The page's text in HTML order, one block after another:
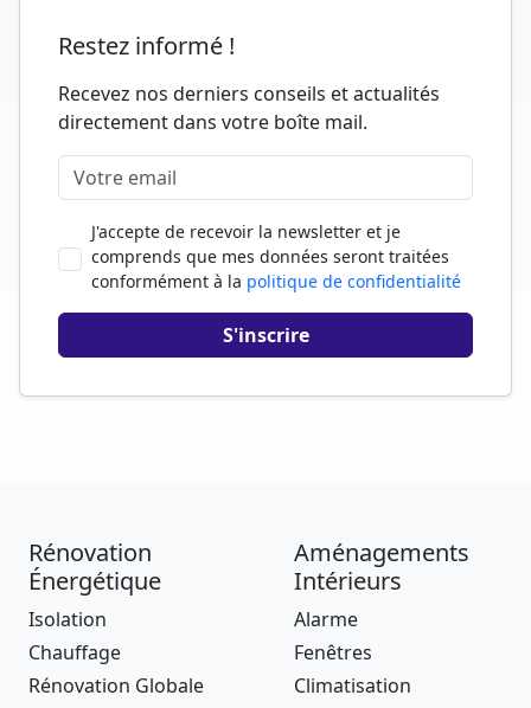
Restez informé !
Recevez nos derniers conseils et actualités
directement dans votre boîte mail.
J'accepte de recevoir la newsletter et je
comprends que mes données seront traitées
conformément à la politique de confidentialité
Rénovation
Énergétique
Isolation
Chauffage
Rénovation Globale
Aménagements
Intérieurs
Alarme
Fenêtres
Climatisation